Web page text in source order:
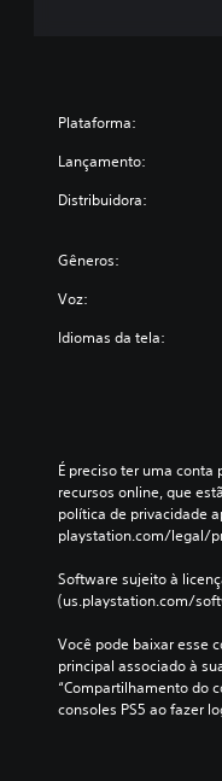
Plataforma:
Lançamento:
Distribuidora:
Gêneros:
Voz:
Idiomas da tela:
É preciso ter uma conta
recursos online, que
política de privacidade
playstation.com/legal/
Software sujeito à
(us.playstation.com/
Você pode baixar esse
principal associado à
“Compartilhamento do
consoles PS5 ao fazer